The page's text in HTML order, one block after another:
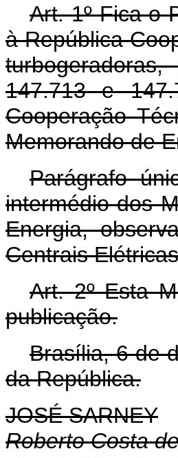
Art. 1º Fica o
à República
147.713 e
Cooperação
Memorando de
Parágrafo
intermédio dos
Energia,
Centrais
Art. 2º Esta
publicação.
Brasília, 6 de
da República.
JOSÉ SARNEY
Roberto Costa